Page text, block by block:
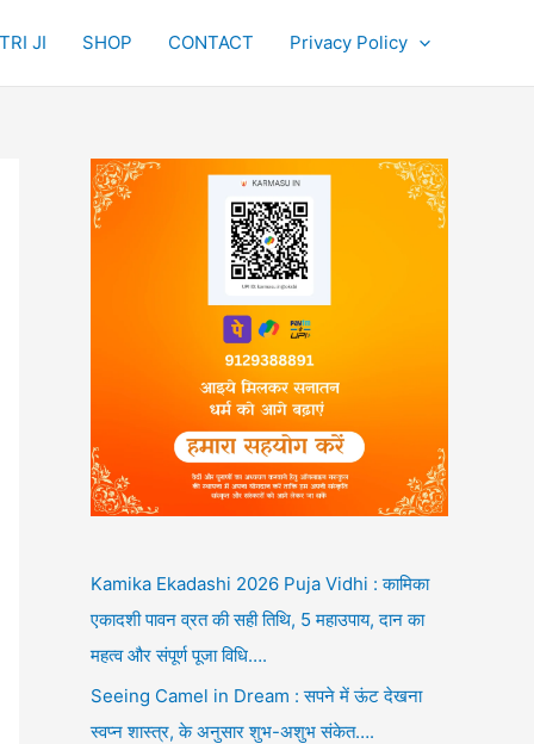
JI SHOP CONTACT Privacy Policy
Kamika Ekadashi 2026 Puja Vidhi : कामिका
एकादशी पावन व्रत की सही तिथि, 5 महाउपाय, दान का
महत्व और संपूर्ण पूजा विधि….
Seeing Camel in Dream : सपने में ऊंट देखना
स्वप्न शास्त्र, के अनुसार शुभ-अशुभ संकेत….